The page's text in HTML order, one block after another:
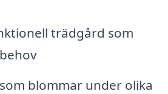
trädgård som
blommar under olika